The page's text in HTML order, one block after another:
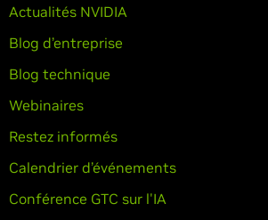
Actualités NVIDIA
Blog d’entreprise
Blog technique
Webinaires
Restez informés
Calendrier d’événements
Conférence GTC sur l'IA